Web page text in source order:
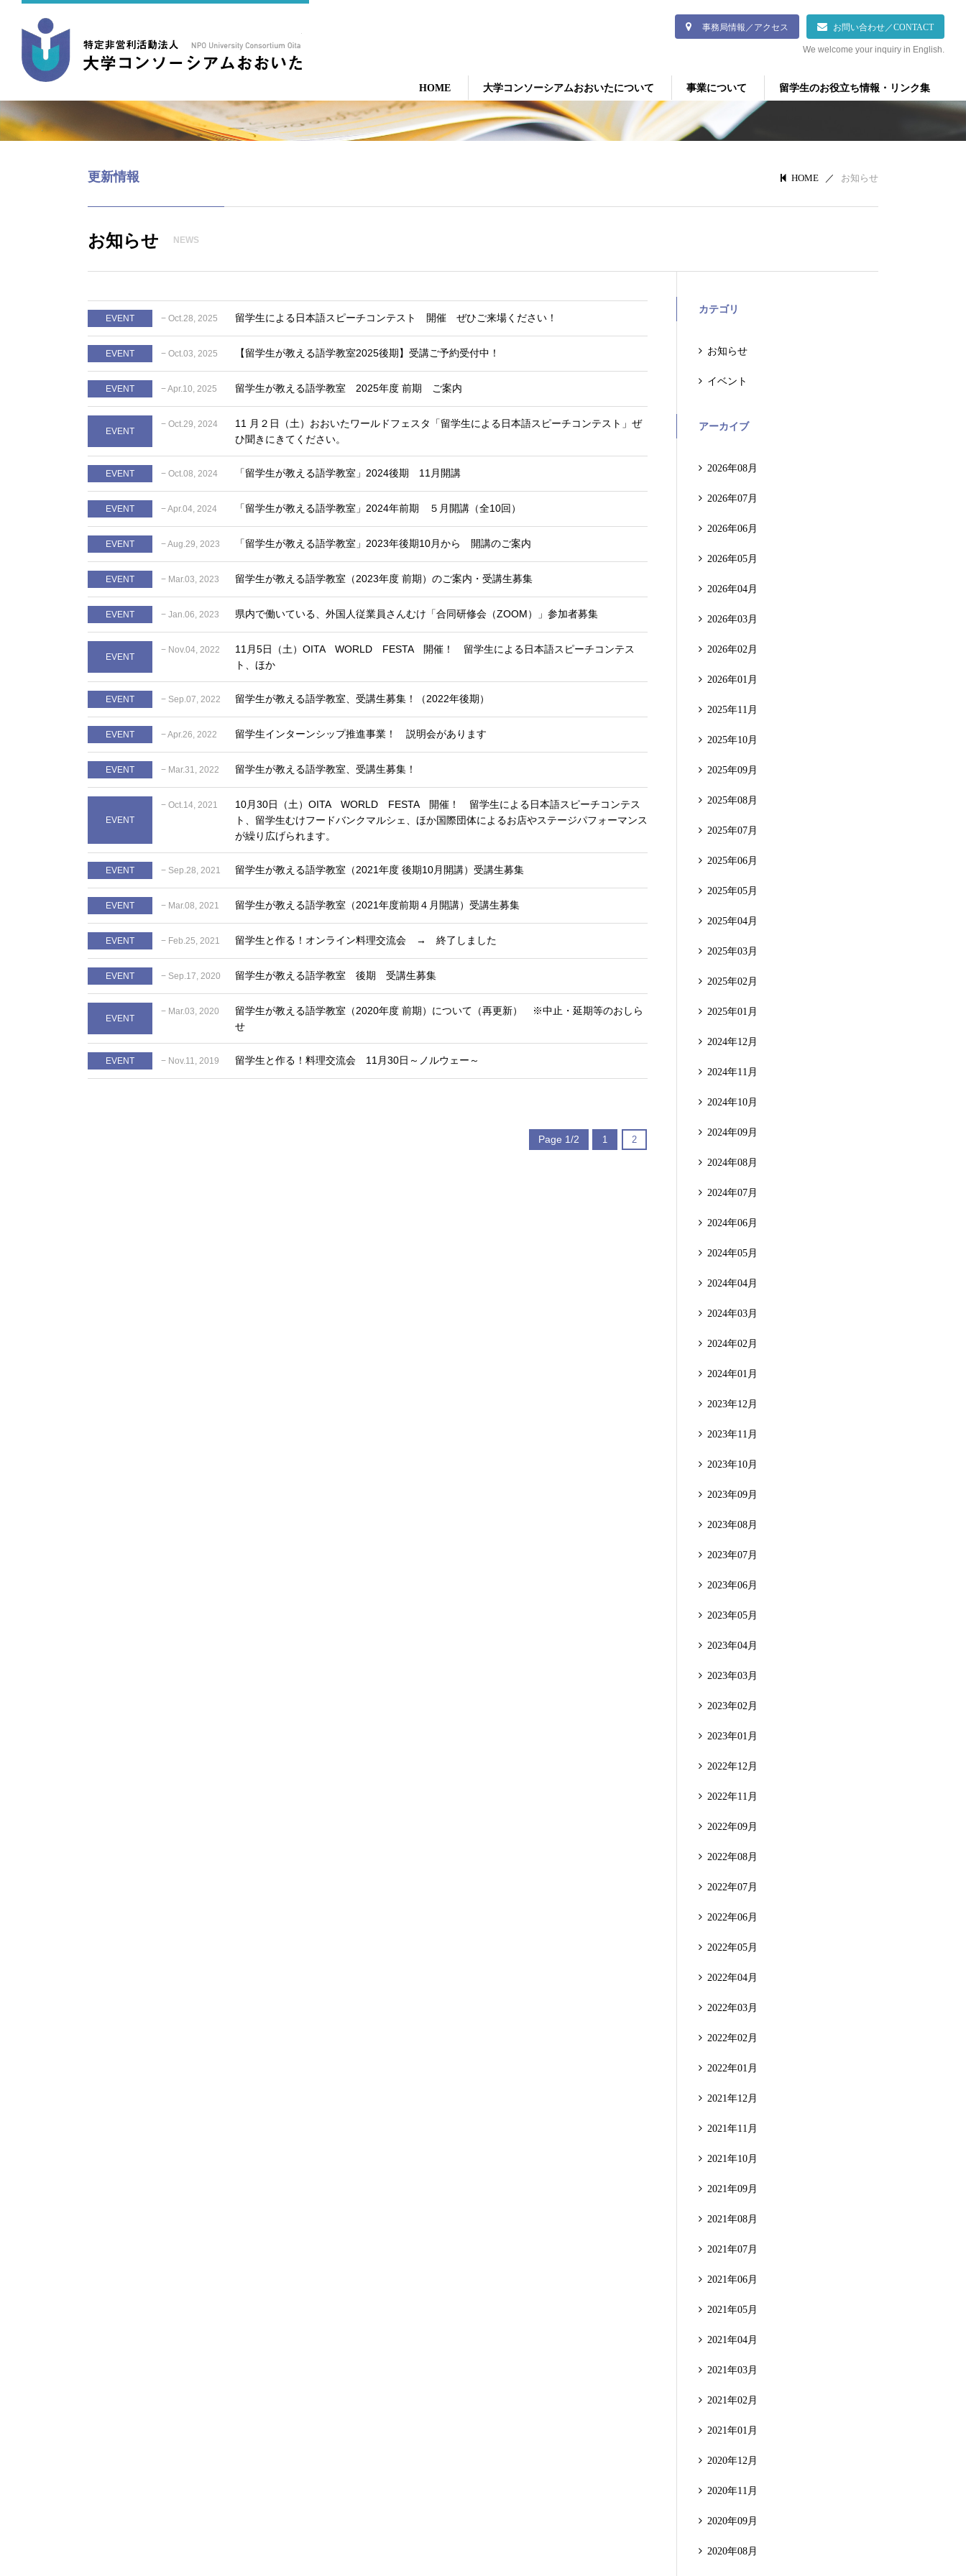
事務局情報／アクセス お問い合わせ／CONTACT
We welcome your inquiry in English.
HOME 大学コンソーシアムおおいたについて 事業について 留学生のお役立ち情報・リンク集
更新情報 HOME ／ お知らせ
お知らせ NEWS
EVENT − Oct.28, 2025 留学生による日本語スピーチコンテスト 開催 ぜひご来場ください！
EVENT − Oct.03, 2025 【留学生が教える語学教室2025後期】受講ご予約受付中！
EVENT − Apr.10, 2025 留学生が教える語学教室 2025年度 前期 ご案内
EVENT
− Oct.29, 2024
11 月２日（土）おおいたワールドフェスタ「留学生による日本語スピーチコンテスト」ぜ
ひ聞きにきてください。
EVENT − Oct.08, 2024 「留学生が教える語学教室」2024後期 11月開講
EVENT − Apr.04, 2024 「留学生が教える語学教室」2024年前期 ５月開講（全10回）
EVENT − Aug.29, 2023 「留学生が教える語学教室」2023年後期10月から 開講のご案内
EVENT − Mar.03, 2023 留学生が教える語学教室（2023年度 前期）のご案内・受講生募集
EVENT − Jan.06, 2023 県内で働いている、外国人従業員さんむけ「合同研修会（ZOOM）」参加者募集
EVENT
− Nov.04, 2022
11月5日（土）OITA WORLD FESTA 開催！ 留学生による日本語スピーチコンテス
ト、ほか
EVENT − Sep.07, 2022 留学生が教える語学教室、受講生募集！（2022年後期）
EVENT − Apr.26, 2022 留学生インターンシップ推進事業！ 説明会があります
EVENT − Mar.31, 2022 留学生が教える語学教室、受講生募集！
EVENT
− Oct.14, 2021
10月30日（土）OITA WORLD FESTA 開催！ 留学生による日本語スピーチコンテス
ト、留学生むけフードバンクマルシェ、ほか国際団体によるお店やステージパフォーマンス
が繰り広げられます。
EVENT − Sep.28, 2021 留学生が教える語学教室（2021年度 後期10月開講）受講生募集
EVENT − Mar.08, 2021 留学生が教える語学教室（2021年度前期４月開講）受講生募集
EVENT − Feb.25, 2021 留学生と作る！オンライン料理交流会 → 終了しました
EVENT − Sep.17, 2020 留学生が教える語学教室 後期 受講生募集
EVENT
− Mar.03, 2020
留学生が教える語学教室（2020年度 前期）について（再更新） ※中止・延期等のおしら
せ
EVENT − Nov.11, 2019 留学生と作る！料理交流会 11月30日～ノルウェー～
Page 1/2 1 2
カテゴリ
お知らせ
イベント
アーカイブ
2026年08月
2026年07月
2026年06月
2026年05月
2026年04月
2026年03月
2026年02月
2026年01月
2025年11月
2025年10月
2025年09月
2025年08月
2025年07月
2025年06月
2025年05月
2025年04月
2025年03月
2025年02月
2025年01月
2024年12月
2024年11月
2024年10月
2024年09月
2024年08月
2024年07月
2024年06月
2024年05月
2024年04月
2024年03月
2024年02月
2024年01月
2023年12月
2023年11月
2023年10月
2023年09月
2023年08月
2023年07月
2023年06月
2023年05月
2023年04月
2023年03月
2023年02月
2023年01月
2022年12月
2022年11月
2022年09月
2022年08月
2022年07月
2022年06月
2022年05月
2022年04月
2022年03月
2022年02月
2022年01月
2021年12月
2021年11月
2021年10月
2021年09月
2021年08月
2021年07月
2021年06月
2021年05月
2021年04月
2021年03月
2021年02月
2021年01月
2020年12月
2020年11月
2020年09月
2020年08月